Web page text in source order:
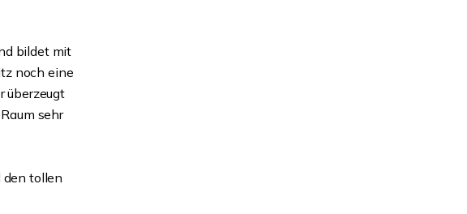
bildet mit
noch eine
überzeugt
sehr
den tollen